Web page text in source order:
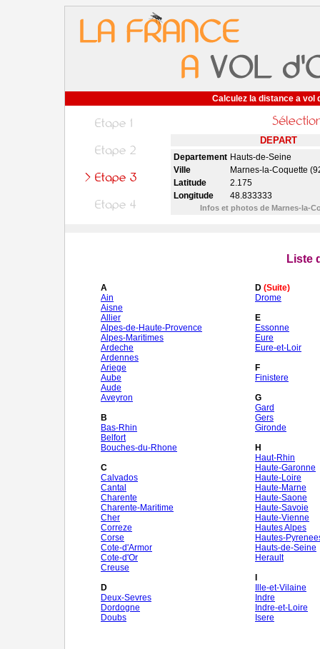
Calculez la distance a vol
DEPART
Departement Hauts-de-Seine
Ville
Marnes-la-Coquette
Latitude
2.175
Longitude
48.833333
Infos et photos de Marnes-la-
Liste
A
Ain
Aisne
Allier
Alpes-de-Haute-Provence
Alpes-Maritimes
Ardeche
Ardennes
Ariege
Aube
Aude
Aveyron
B
Bas-Rhin
Belfort
Bouches-du-Rhone
C
Calvados
Cantal
Charente
Charente-Maritime
Cher
Correze
Corse
Cote-d'Armor
Cote-d'Or
Creuse
D
Deux-Sevres
Dordogne
Doubs
D (Suite)
Drome
E
Essonne
Eure
Eure-et-Loir
F
Finistere
G
Gard
Gers
Gironde
H
Haut-Rhin
Haute-Garonne
Haute-Loire
Haute-Marne
Haute-Saone
Haute-Savoie
Haute-Vienne
Hautes Alpes
Hautes-
Hauts-de-Seine
Herault
Ille-et-Vilaine
Indre
Indre-et-Loire
Isere